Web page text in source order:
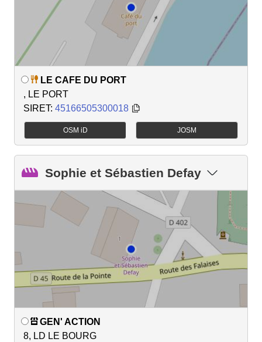
LE CAFE DU PORT
, LE PORT
SIRET: 45166505300018
OSM iD JOSM
Sophie et Sébastien Defay
GEN' ACTION
8, LD LE BOURG